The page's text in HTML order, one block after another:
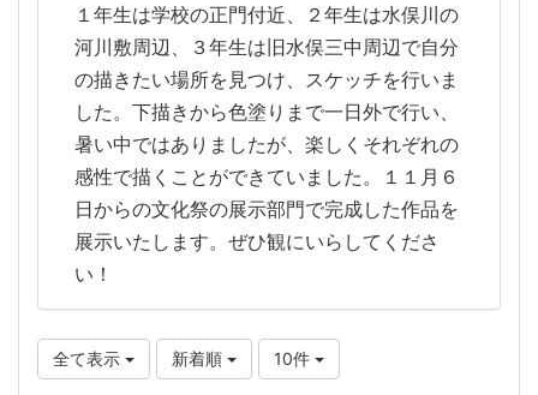
１年生は学校の正門付近、２年生は水俣川の
河川敷周辺、３年生は旧水俣三中周辺で自分
の描きたい場所を見つけ、スケッチを行いま
した。下描きから色塗りまで一日外で行い、
暑い中ではありましたが、楽しくそれぞれの
感性で描くことができていました。１１月６
日からの文化祭の展示部門で完成した作品を
展示いたします。ぜひ観にいらしてくださ
い！
全て表示 新着順 10件